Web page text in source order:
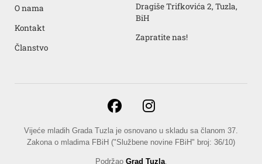
O nama
Kontakt
Članstvo
Dragiše Trifkovića 2, Tuzla,
BiH
Zapratite nas!
Vijeće mladih Grada Tuzla je osnovano u skladu sa članom 37.
Zakona o mladima FBiH ("Službene novine FBiH" broj: 36/10)
Podržao Grad Tuzla.